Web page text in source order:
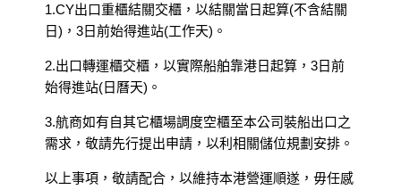
1.CY出口重櫃結關交櫃，以結關當日起算(不含結關
日)，3日前始得進站(工作天)。
2.出口轉運櫃交櫃，以實際船舶靠港日起算，3日前
始得進站(日曆天)。
3.航商如有自其它櫃場調度空櫃至本公司裝船出口之
需求，敬請先行提出申請，以利相關儲位規劃安排。
以上事項，敬請配合，以維持本港營運順遂，毋任感